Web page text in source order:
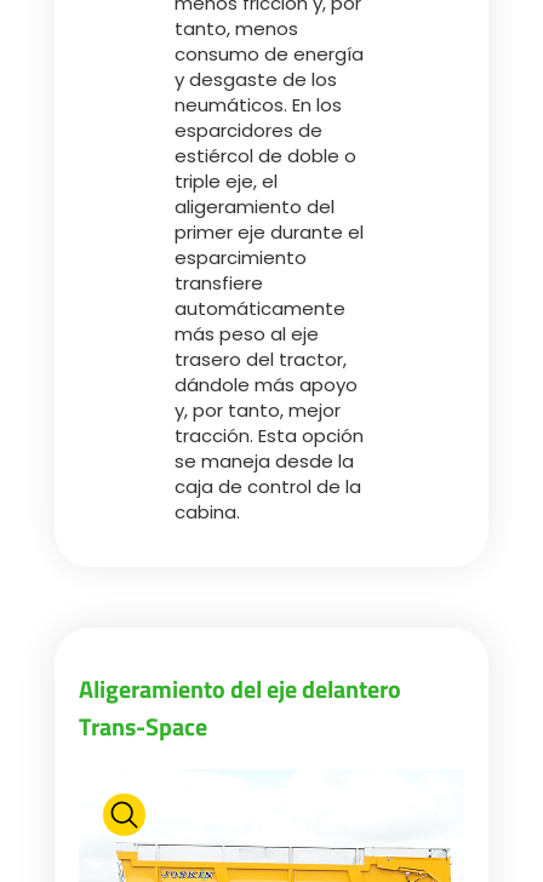
tanto, menos
consumo de energía
y desgaste de los
neumáticos. En los
esparcidores de
estiércol de doble o
triple eje, el
aligeramiento del
primer eje durante el
esparcimiento
transfiere
automáticamente
más peso al eje
trasero del tractor,
dándole más apoyo
y, por tanto, mejor
tracción. Esta opción
se maneja desde la
caja de control de la
cabina.
Aligeramiento del eje delantero
Trans-Space